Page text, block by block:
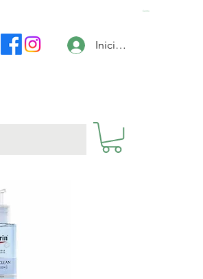
Carrito
Iniciar sesión